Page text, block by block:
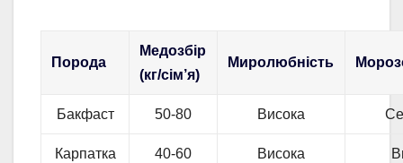
Порода
Медозбір
(кг/сім’я)
Миролюбність
Бакфаст 50-80 Висока
Карпатка 40-60 Висока